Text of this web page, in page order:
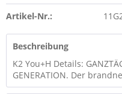
Artikel-Nr.:
Beschreibung
K2 You+H Details:
GENERATION. Der